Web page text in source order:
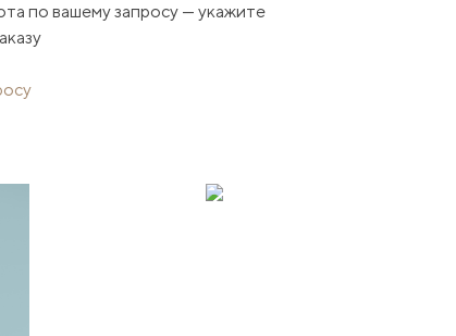
по вашему запросу — укажите